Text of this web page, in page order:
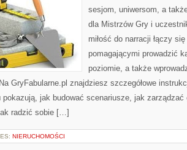
sesjom, uniwersom, a
dla Mistrzów Gry i
miłość do narracji łączy
pomagającymi prowadzić
poziomie, a także
GryFabularne.pl znajdziesz szczegółowe
pokazują, jak budować scenariusze, jak
radzić sobie […]
NIERUCHOMOŚCI